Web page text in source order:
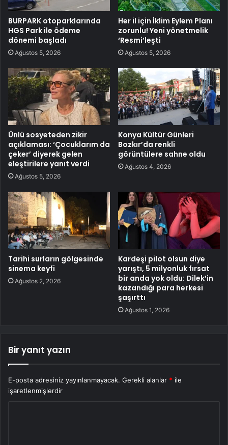
BURPARK otoparklarında
HGS Park ile ödeme
dönemi başladı
Ağustos 5, 2026
Her il için İklim Eylem Planı
zorunlu! Yeni yönetmelik
‘Resmi’leşti
Ağustos 5, 2026
Ünlü sosyeteden zikir
açıklaması: ‘Çocuklarım da
çeker’ diyerek gelen
eleştirilere yanıt verdi
Ağustos 5, 2026
Konya Kültür Günleri
Bozkır’da renkli
görüntülere sahne oldu
Ağustos 4, 2026
Tarihi surların gölgesinde
sinema keyfi
Ağustos 2, 2026
Kardeşi pilot olsun diye
yarıştı, 5 milyonluk fırsat
bir anda yok oldu: Dilek’in
kazandığı para herkesi
şaşırttı
Ağustos 1, 2026
Bir yanıt yazın
E-posta adresiniz yayınlanmayacak. Gerekli alanlar * ile
işaretlenmişlerdir